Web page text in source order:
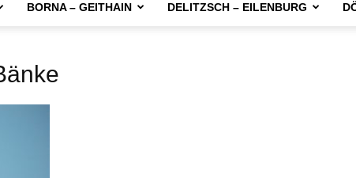
BORNA – GEITHAIN DELITZSCH – EILENBURG